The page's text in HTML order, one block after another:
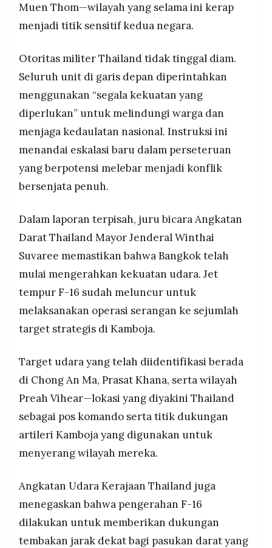
PT.
RESOLUSI
Muen Thom—wilayah yang selama ini kerap
menjadi titik sensitif kedua negara.
Otoritas militer Thailand tidak tinggal diam.
Seluruh unit di garis depan diperintahkan
menggunakan “segala kekuatan yang
diperlukan” untuk melindungi warga dan
menjaga kedaulatan nasional. Instruksi ini
menandai eskalasi baru dalam perseteruan
yang berpotensi melebar menjadi konflik
bersenjata penuh.
Dalam laporan terpisah, juru bicara Angkatan
Darat Thailand Mayor Jenderal Winthai
Suvaree memastikan bahwa Bangkok telah
mulai mengerahkan kekuatan udara. Jet
tempur F-16 sudah meluncur untuk
melaksanakan operasi serangan ke sejumlah
target strategis di Kamboja.
Target udara yang telah diidentifikasi berada
di Chong An Ma, Prasat Khana, serta wilayah
Preah Vihear—lokasi yang diyakini Thailand
sebagai pos komando serta titik dukungan
artileri Kamboja yang digunakan untuk
menyerang wilayah mereka.
Angkatan Udara Kerajaan Thailand juga
menegaskan bahwa pengerahan F-16
dilakukan untuk memberikan dukungan
tembakan jarak dekat bagi pasukan darat yang